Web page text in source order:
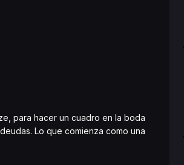
para hacer un cuadro en la boda
Lo que comienza como una